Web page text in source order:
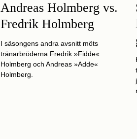
Andreas Holmberg vs.
Fredrik Holmberg
I säsongens andra avsnitt möts
tränarbröderna Fredrik »Fidde«
Holmberg och Andreas »Adde«
Holmberg.